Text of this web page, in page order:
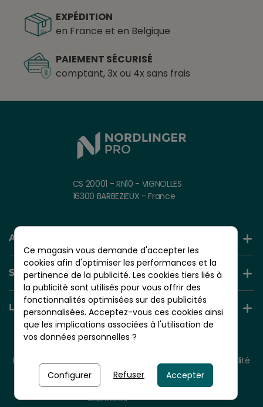
EXPÉDITION
en France et en Belgique
PAIEMENT SÉCURISÉ
comptant, 3x ou 4x sans frais
CS 20001 - RN10 - VIGNOLLES
16300 BARBEZIEUX - France
AIDE ET INFORMATION
SERVICES +
LIENS UTILES
Mentions légales
Politique de confidentialité
Politique de cookies
Groupe Briconord
Ce magasin vous demande d'accepter les
cookies afin d'optimiser les performances et la
pertinence de la publicité. Les cookies tiers liés à
la publicité sont utilisés pour vous offrir des
fonctionnalités optimisées sur des publicités
personnalisées. Acceptez-vous ces cookies ainsi
que les implications associées à l'utilisation de
vos données personnelles ?
Configurer Refuser Accepter